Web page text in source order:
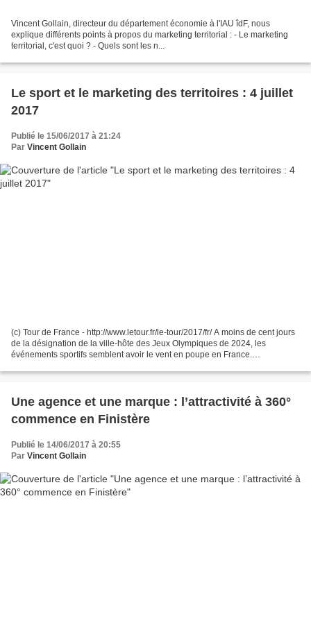
Vincent Gollain, directeur du département économie à l'IAU îdF, nous
explique différents points à propos du marketing territorial : - Le marketing
territorial, c'est quoi ? - Quels sont les n...
Le sport et le marketing des territoires : 4 juillet
2017
Publié le 15/06/2017 à 21:24
Par Vincent Gollain
(c) Tour de France - http://www.letour.fr/le-tour/2017/fr/ A moins de cent jours
de la désignation de la ville-hôte des Jeux Olympiques de 2024, les
événements sportifs semblent avoir le vent en poupe en France.
Une agence et une marque : l’attractivité à 360°
commence en Finistère
Publié le 14/06/2017 à 20:55
Par Vincent Gollain